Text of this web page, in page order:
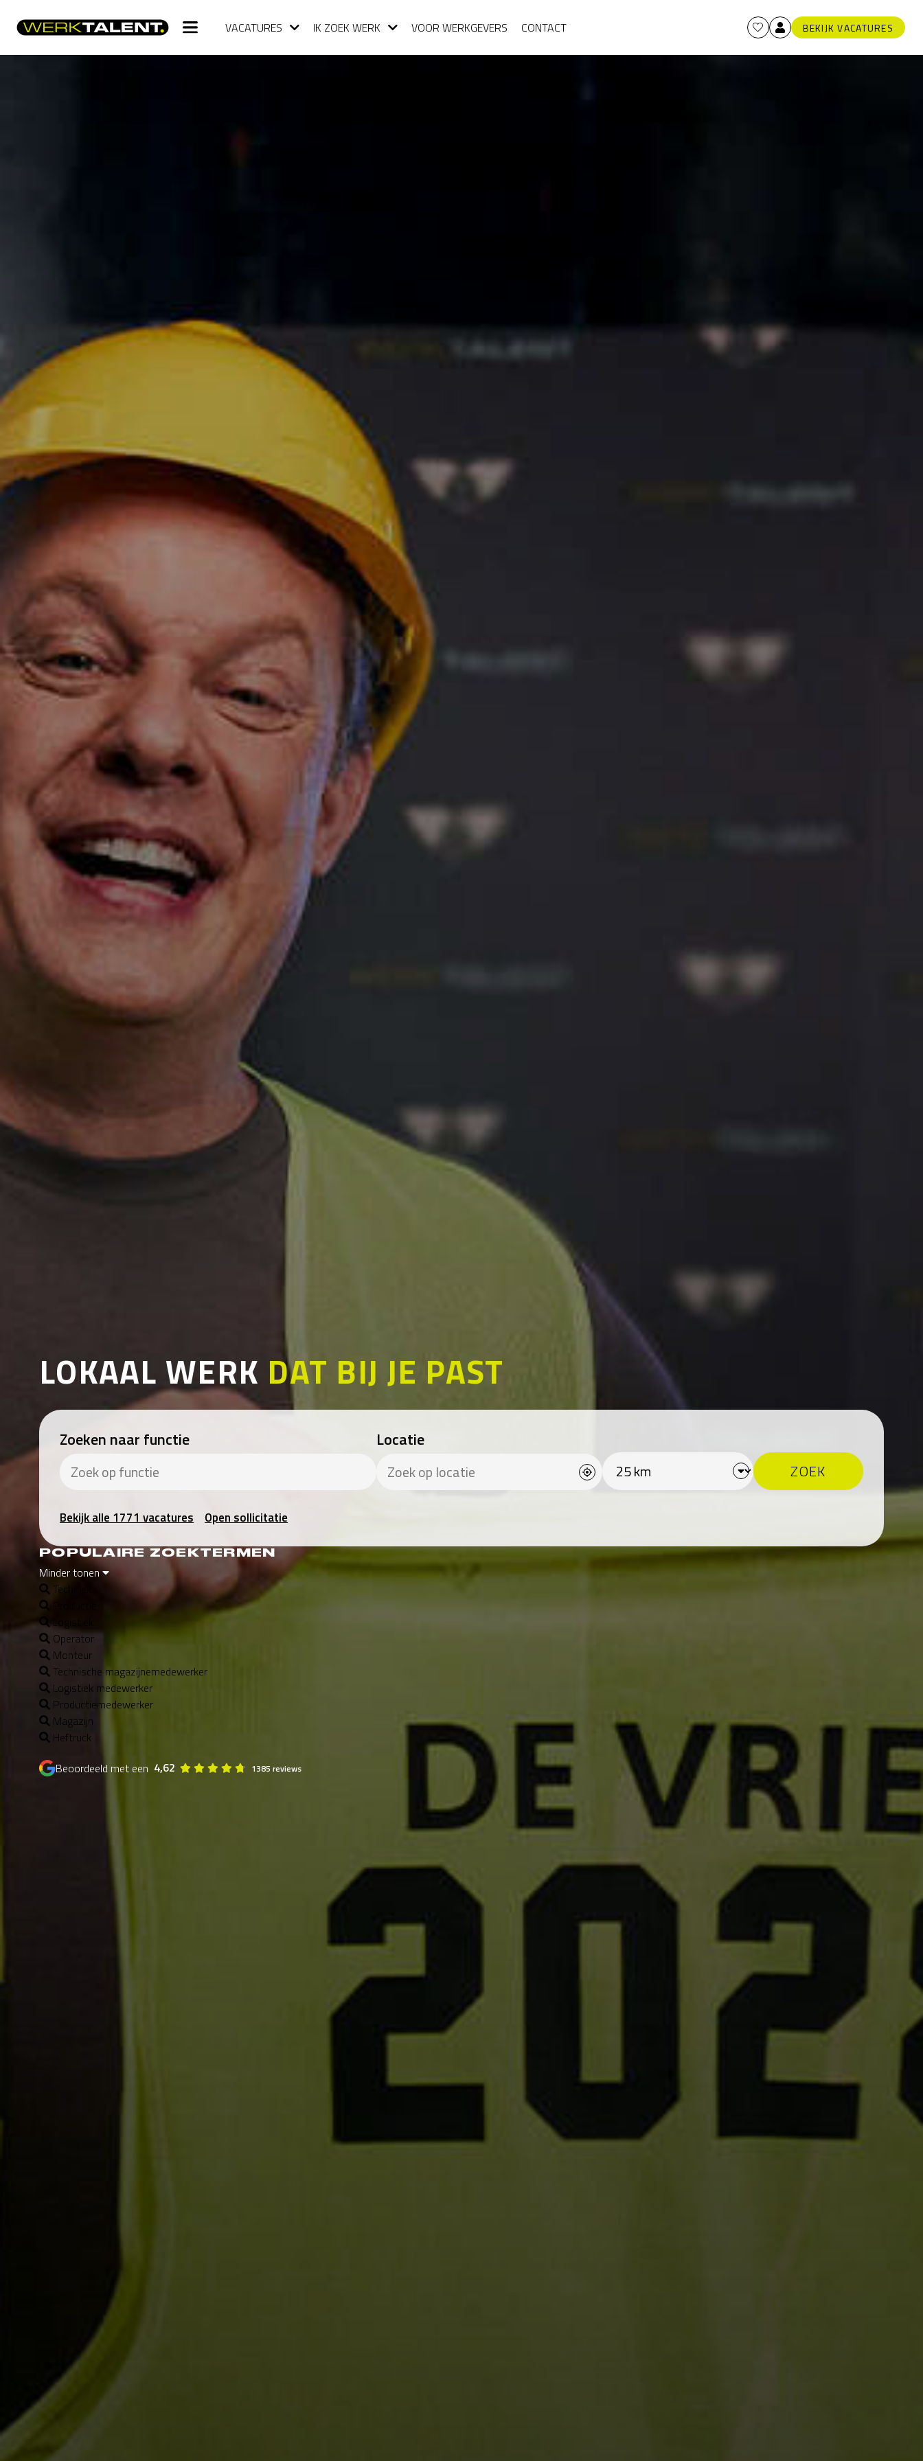
VACATURES IK ZOEK WERK VOOR WERKGEVERS CONTACT BEKIJK VACATURES
LOKAAL WERK DAT BIJ JE PAST
Zoeken naar functie Locatie
Bekijk alle 1771 vacatures Open sollicitatie
POPULAIRE ZOEKTERMEN
Minder tonen
Techniek
Productie
Logistiek
Operator
Monteur
Technische magazijnemedewerker
Logistiek medewerker
Productiemedewerker
Magazijn
Heftruck
Beoordeeld met een 4,62 1385 reviews